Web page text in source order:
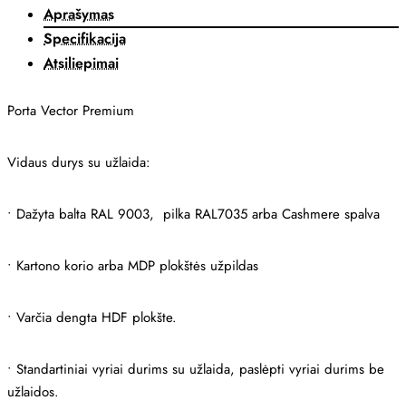
Aprašymas
Specifikacija
Atsiliepimai
Porta Vector Premium
Vidaus durys su užlaida:
• Dažyta balta RAL 9003, pilka RAL7035 arba Cashmere spalva
• Kartono korio arba MDP plokštės užpildas
• Varčia dengta HDF plokšte.
• Standartiniai vyriai durims su užlaida, paslėpti vyriai durims be
užlaidos.